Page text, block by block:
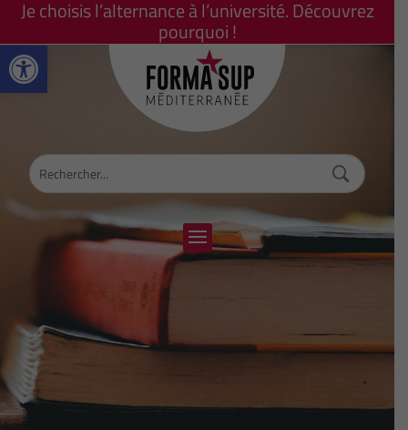
Ouvrir la barre d’outils
Je choisis l’alternance à l’université. Découvrez
pourquoi !